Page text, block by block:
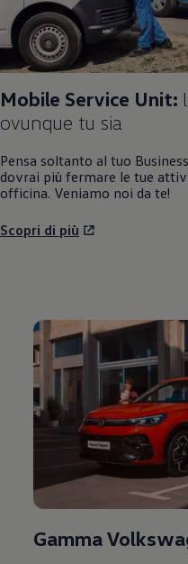
Mobile Service Unit:
ovunque tu sia
Pensa soltanto al tuo
dovrai più fermare le tue
officina. Veniamo noi da te!
Scopri di più
Gamma